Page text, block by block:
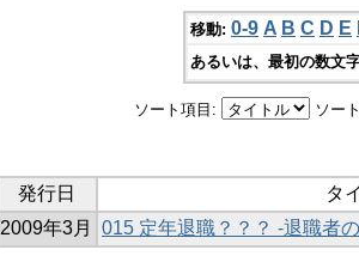
移動: 0-9 A B C D E
あるいは、最初の数文
ソート項目: ソー
発行日
タ
2009年3月
015 定年退職？？？ -退職者